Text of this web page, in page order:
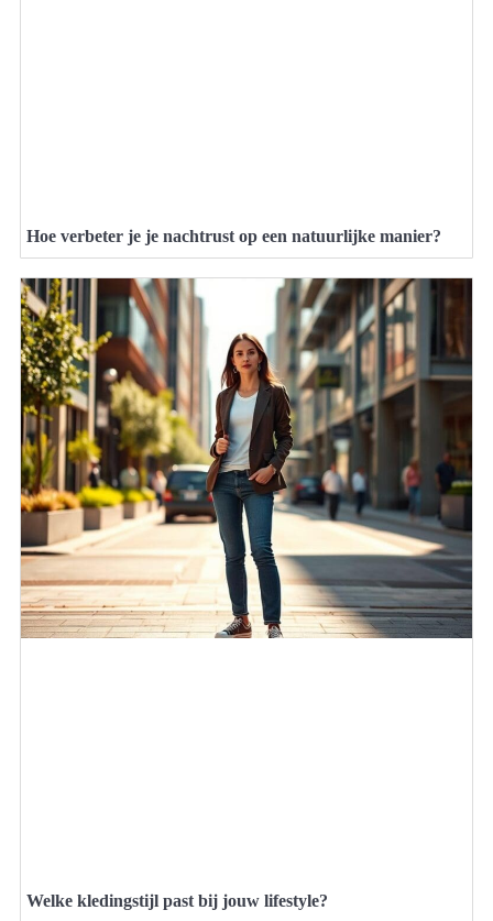
Hoe verbeter je je nachtrust op een natuurlijke manier?
Welke kledingstijl past bij jouw lifestyle?